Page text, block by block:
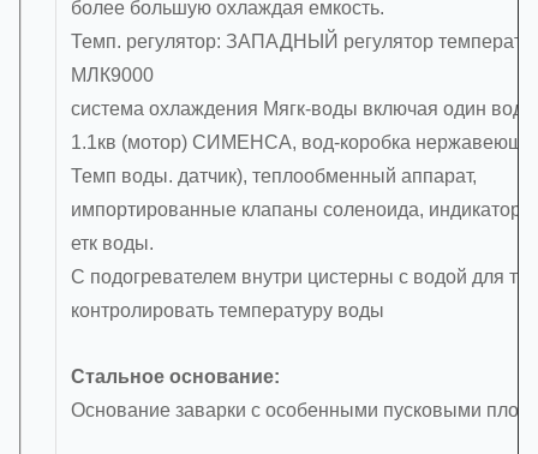
более большую охлаждая емкость.
Темп. регулятор: ЗАПАДНЫЙ регулятор
МЛК9000
система охлаждения Мягк-воды включая один вод-
1.1кв (мотор) СИМЕНСА, вод-коробка
Темп воды. датчик), теплообменный аппарат,
импортированные клапаны соленоида, индикатор
етк воды.
С подогревателем внутри цистерны с водой для
контролировать температуру воды
Стальное основание:
Основание заварки с особенными пусковыми